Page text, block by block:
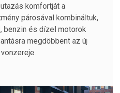
komfortját a
párosával kombináltuk,
benzin és dízel motorok
megdöbbent az új